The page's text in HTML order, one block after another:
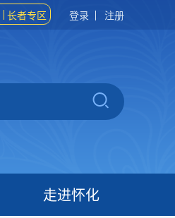
长者专区 登录 注册
走进怀化